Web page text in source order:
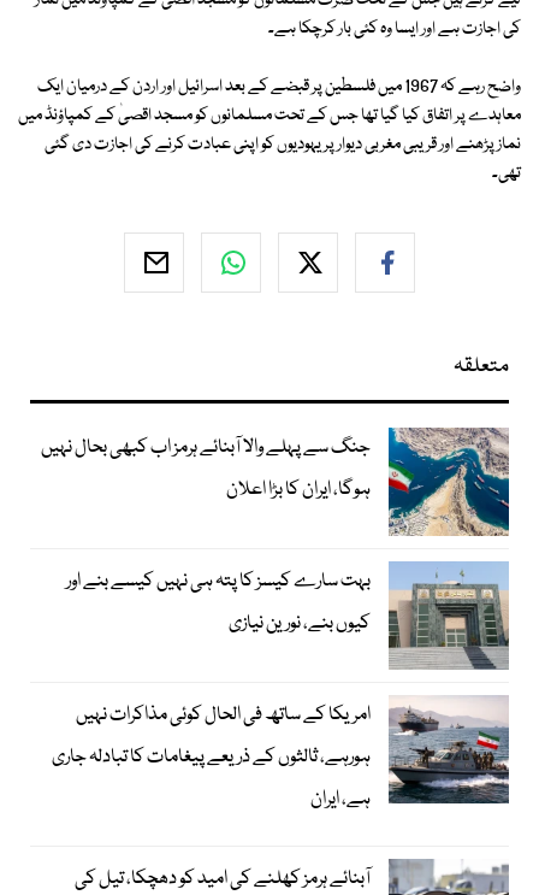
کی اجازت ہے اور ایسا وہ کئی بار کرچکا ہے۔
واضح رہے کہ 1967 میں فلسطین پر قبضے کے بعد اسرائیل اور اردن کے درمیان ایک
معاہدے پر اتفاق کیا گیا تھا جس کے تحت مسلمانوں کو مسجد اقصیٰ کے کمپاؤنڈ میں
نماز پڑھنے اور قریبی مغربی دیوار پر یہودیوں کو اپنی عبادت کرنے کی اجازت دی گئی
تھی۔
متعلقہ
جنگ سے پہلے والا آبنائے ہرمز اب کبھی بحال نہیں
ہوگا، ایران کا بڑا اعلان
بہت سارے کیسز کا پتہ ہی نہیں کیسے بنے اور
کیوں بنے، نورین نیازی
امریکا کے ساتھ فی الحال کوئی مذاکرات نہیں
ہورہے، ثالثوں کے ذریعے پیغامات کا تبادلہ جاری
ہے، ایران
آبنائے ہرمز کھلنے کی امید کو دھچکا، تیل کی